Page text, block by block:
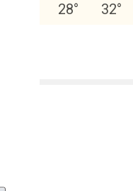
28° 32°